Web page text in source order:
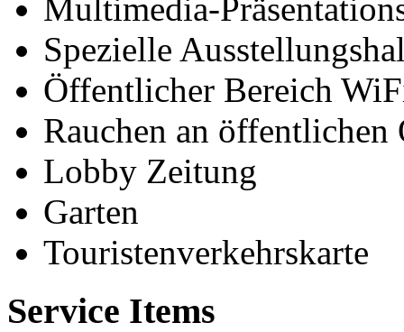
Multimedia-
Spezielle
Öffentlicher Bereich
Rauchen an öffentlichen
Lobby Zeitung
Garten
Touristenverkehrskarte
Service Items